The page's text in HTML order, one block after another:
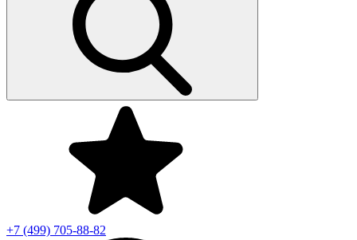
+7 (499) 705-88-82